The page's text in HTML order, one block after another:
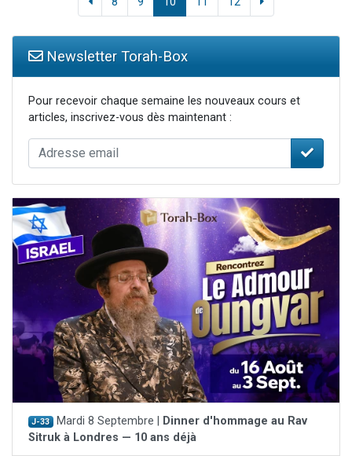
Newsletter Torah-Box
Pour recevoir chaque semaine les nouveaux cours et
articles, inscrivez-vous dès maintenant :
J-33 Mardi 8 Septembre |
Dinner d'hommage au Rav
Sitruk à Londres — 10 ans déjà